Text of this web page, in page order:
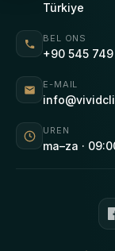
Türkiye
BEL ONS
+90 545
E-MAIL
UREN
ma–za ·